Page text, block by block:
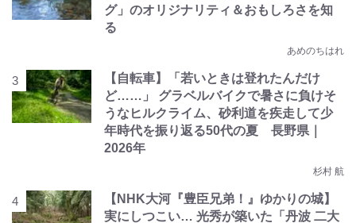
グ」のオリジナリティ＆おもしろさを知
る
あめのちはれ
【自転車】「若いときは登れたんだけ
ど……」 グラベルバイクで暑さに負けそ
うなヒルクライム、砂利道を疾走して少
年時代を振り返る50代の夏 長野県｜
2026年
杉村 航
【NHK大河『豊臣兄弟！』ゆかりの城】
実にしつこい… 光秀が築いた「丹波 二大